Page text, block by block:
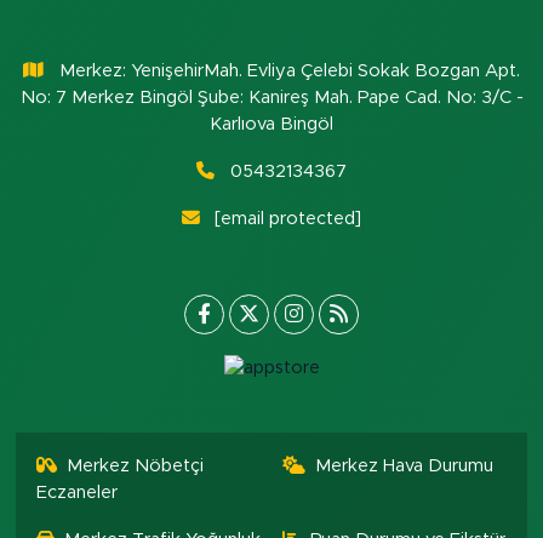
Merkez: YenişehirMah. Evliya Çelebi Sokak Bozgan Apt.
No: 7 Merkez Bingöl Şube: Kanireş Mah. Pape Cad. No: 3/C -
Karlıova Bingöl
05432134367
[email protected]
Merkez Nöbetçi
Eczaneler
Merkez Hava Durumu